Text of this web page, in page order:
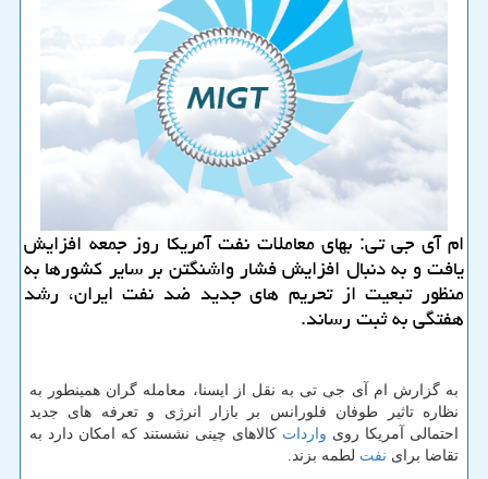
ام آی جی تی: بهای معاملات نفت آمریكا روز جمعه افزایش
یافت و به دنبال افزایش فشار واشنگتن بر سایر كشورها به
منظور تبعیت از تحریم های جدید ضد نفت ایران، رشد
هفتگی به ثبت رساند.
به گزارش ام آی جی تی به نقل از ایسنا، معامله گران همینطور به
نظاره تاثیر طوفان فلورانس بر بازار انرژی و تعرفه های جدید
احتمالی آمریكا روی واردات كالاهای چینی نشستند كه امكان دارد به
تقاضا برای نفت لطمه بزند.